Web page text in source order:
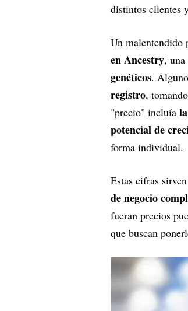
distintos clientes
Un malentendido
en Ancestry,
genéticos.
registro,
"precio" incluía
potencial de
forma individual.
Estas cifras
de negocio
fueran precios
que buscan